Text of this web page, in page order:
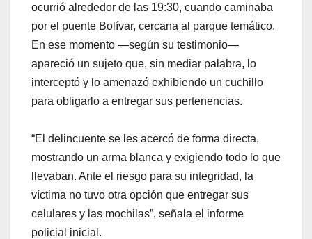
ocurrió alrededor de las 19:30, cuando caminaba
por el puente Bolívar, cercana al parque temático.
En ese momento —según su testimonio—
apareció un sujeto que, sin mediar palabra, lo
interceptó y lo amenazó exhibiendo un cuchillo
para obligarlo a entregar sus pertenencias.
“El delincuente se les acercó de forma directa,
mostrando un arma blanca y exigiendo todo lo que
llevaban. Ante el riesgo para su integridad, la
víctima no tuvo otra opción que entregar sus
celulares y las mochilas”, señala el informe
policial inicial.